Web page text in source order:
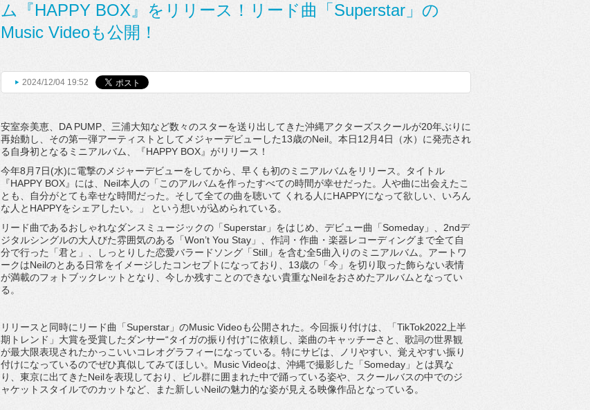
ム『HAPPY BOX』をリリース！リード曲「Superstar」の
Music Videoも公開！
2024/12/04 19:52
安室奈美恵、DA PUMP、三浦大知など数々のスターを送り出してきた沖縄アクターズスクールが20年ぶりに
再始動し、その第一弾アーティストとしてメジャーデビューした13歳のNeil。本日12月4日（水）に発売され
る自身初となるミニアルバム、『HAPPY BOX』がリリース！
今年8月7日(水)に電撃のメジャーデビューをしてから、早くも初のミニアルバムをリリース。タイトル
『HAPPY BOX』には、Neil本人の「このアルバムを作ったすべての時間が幸せだった。人や曲に出会えたこ
とも、自分がとても幸せな時間だった。そして全ての曲を聴いて くれる人にHAPPYになって欲しい、いろん
な人とHAPPYをシェアしたい。」 という想いが込められている。
リード曲であるおしゃれなダンスミュージックの「Superstar」をはじめ、デビュー曲「Someday」、2ndデ
ジタルシングルの大人びた雰囲気のある「Won’t You Stay」、作詞・作曲・楽器レコーディングまで全て自
分で行った「君と」、しっとりした恋愛バラードソング「Still」を含む全5曲入りのミニアルバム。アートワ
ークはNeilのとある日常をイメージしたコンセプトになっており、13歳の「今」を切り取った飾らない表情
が満載のフォトブックレットとなり、今しか残すことのできない貴重なNeilをおさめたアルバムとなってい
る。
リリースと同時にリード曲「Superstar」のMusic Videoも公開された。今回振り付けは、「TikTok2022上半
期トレンド」大賞を受賞したダンサー“タイガの振り付け”に依頼し、楽曲のキャッチーさと、歌詞の世界観
が最大限表現されたかっこいいコレオグラフィーになっている。特にサビは、ノリやすい、覚えやすい振り
付けになっているのでぜひ真似してみてほしい。Music Videoは、沖縄で撮影した「Someday」とは異な
り、東京に出てきたNeilを表現しており、ビル群に囲まれた中で踊っている姿や、スクールバスの中でのジ
ャケットスタイルでのカットなど、また新しいNeilの魅力的な姿が見える映像作品となっている。